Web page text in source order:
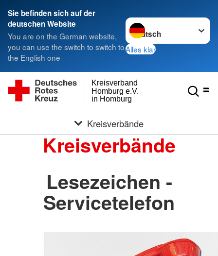
Sie befinden sich auf der
deutschen Website
You are on the German website,
you can use the switch to switch to
the English one
Sprache wechseln zu
Alles klar
in Homburg
Homburg e.V.
Kreisverband
Kreisverbände
Kreisverbände
Lesezeichen -
Servicetelefon